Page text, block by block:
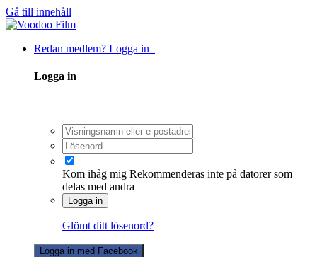
Gå till innehåll
Redan medlem? Logga in
Logga in
Kom ihåg mig Rekommenderas inte på datorer som
delas med andra
Logga in
Glömt ditt lösenord?
Logga in med Facebook